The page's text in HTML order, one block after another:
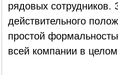
рядовых сотрудников.
действительного
простой
всей компании в